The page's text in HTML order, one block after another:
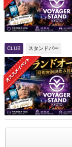
CLUB スタンドバー